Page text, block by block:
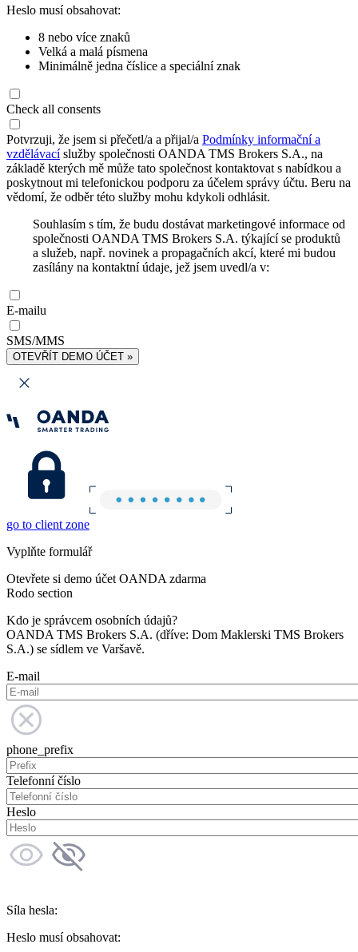
Heslo musí obsahovat:
8 nebo více znaků
Velká a malá písmena
Minimálně jedna číslice a speciální znak
Check all consents
Potvrzuji, že jsem si přečetl/a a přijal/a Podmínky informační a
vzdělávacíslužby společnosti OANDA TMS Brokers S.A., na
základě kterých mě může tato společnost kontaktovat s nabídkou a
poskytnout mi telefonickou podporu za účelem správy účtu. Beru na
vědomí, že odběr této služby mohu kdykoli odhlásit.
Souhlasím s tím, že budu dostávat marketingové informace od
společnosti OANDA TMS Brokers S.A. týkající se produktů
a služeb, např. novinek a propagačních akcí, které mi budou
zasílány na kontaktní údaje, jež jsem uvedl/a v:
E-mailu
SMS/MMS
OTEVŘÍT DEMO ÚČET »
go to client zone
Vyplňte formulář
Otevřete si demo účet OANDA zdarma
Rodo section
Kdo je správcem osobních údajů?
OANDA TMS Brokers S.A. (dříve: Dom Maklerski TMS Brokers
S.A.) se sídlem ve Varšavě.
E-mail
phone_prefix
Telefonní číslo
Heslo
Síla hesla:
Heslo musí obsahovat: